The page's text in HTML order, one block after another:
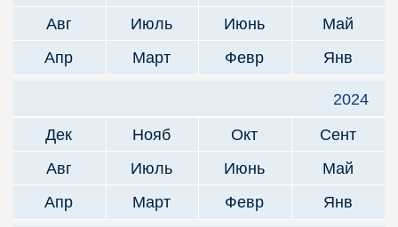
Авг
Июль Июнь
Май
Апр
Март Февр Янв
2024
Дек
Нояб Окт
Сент
Авг
Июль Июнь
Май
Апр
Март Февр Янв